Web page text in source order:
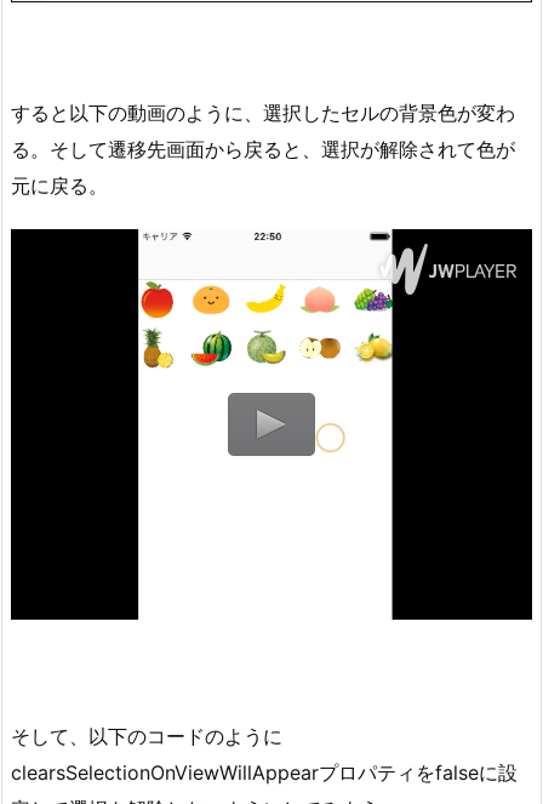
すると以下の動画のように、選択したセルの背景色が変わ
る。そして遷移先画面から戻ると、選択が解除されて色が
元に戻る。
そして、以下のコードのように
clearsSelectionOnViewWillAppearプロパティをfalseに設